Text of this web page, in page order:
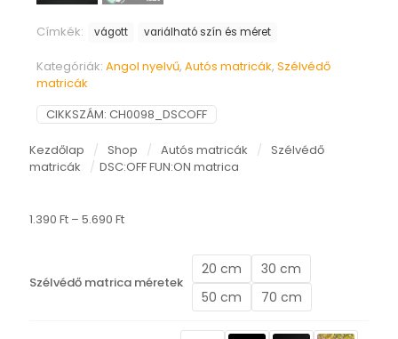
Címkék: vágott variálható szín és méret
Kategóriák: Angol nyelvű, Autós matricák, Szélvédő
matricák
CIKKSZÁM: CH0098_DSCOFF
Kezdőlap / Shop / Autós matricák / Szélvédő
matricák
/ DSC:OFF FUN:ON matrica
1.390 Ft – 5.690 FtÁrtartomány:
Szélvédő matrica méretek
20 cm
30 cm
50 cm
70 cm